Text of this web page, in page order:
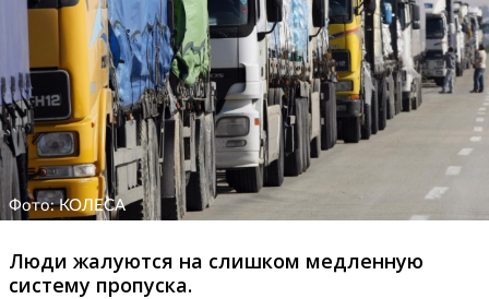
Фото: КОЛЕСА
Люди жалуются на слишком медленную
систему пропуска.